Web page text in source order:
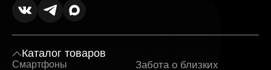
Каталог товаров
Смартфоны
Забота о близких